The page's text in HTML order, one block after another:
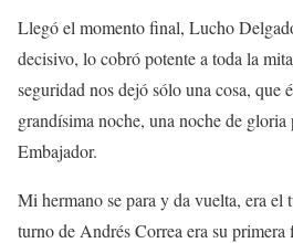
Llegó el momento final, Lucho
decisivo, lo cobró potente a toda la
seguridad nos dejó sólo una cosa, que
grandísima noche, una noche de gloria
Embajador.
Mi hermano se para y da vuelta, era
turno de Andrés Correa era su